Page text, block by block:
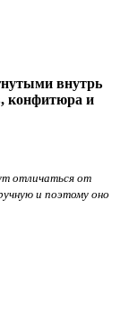
внутрь
конфитюра и
отличаться от
и поэтому оно